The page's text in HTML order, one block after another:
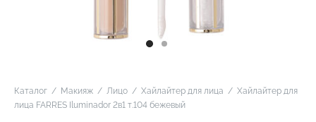
Каталог / Макияж / Лицо / Хайлайтер для лица / Хайлайтер для
лица FARRES Iluminador 2в1 т.104 бежевый